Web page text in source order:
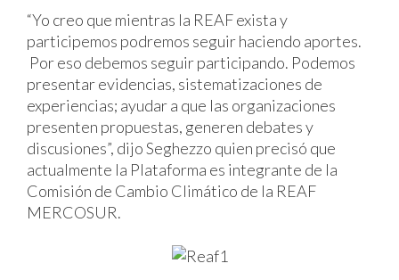
“Yo creo que mientras la REAF exista y
participemos podremos seguir haciendo aportes.
Por eso debemos seguir participando. Podemos
presentar evidencias, sistematizaciones de
experiencias; ayudar a que las organizaciones
presenten propuestas, generen debates y
discusiones”, dijo Seghezzo quien precisó que
actualmente la Plataforma es integrante de la
Comisión de Cambio Climático de la REAF
MERCOSUR.